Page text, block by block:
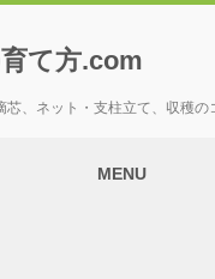
て方.com
芯、ネット・支柱立て、収穫の
MENU